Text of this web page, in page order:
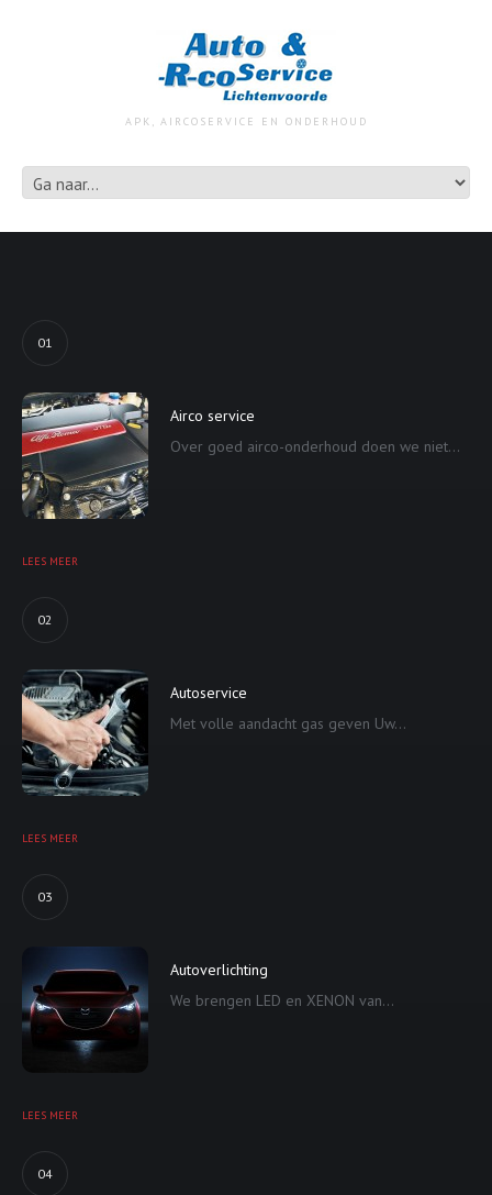
APK, AIRCOSERVICE EN ONDERHOUD
01
Airco service
Over goed airco-onderhoud doen we niet...
LEES MEER
02
Autoservice
Met volle aandacht gas geven Uw...
LEES MEER
03
Autoverlichting
We brengen LED en XENON van...
LEES MEER
04